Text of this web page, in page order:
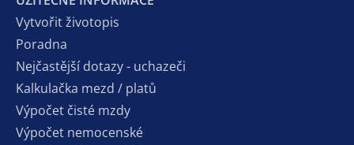
Vytvořit životopis
Poradna
Nejčastější dotazy - uchazeči
Kalkulačka mezd / platů
Výpočet čisté mzdy
Výpočet nemocenské